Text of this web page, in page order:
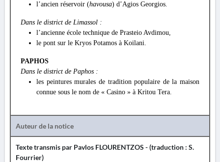
l’ancien réservoir (havousa) d’Agios Georgios.
Dans le district de Limassol :
l’ancienne école technique de Prasteio Avdimou,
le pont sur le Kryos Potamos à Koilani.
PAPHOS
Dans le district de Paphos :
les peintures murales de tradition populaire de la maison
connue sous le nom de « Casino » à Kritou Tera.
Auteur de la notice
Texte transmis par Pavlos FLOURENTZOS - (traduction : S.
Fourrier)